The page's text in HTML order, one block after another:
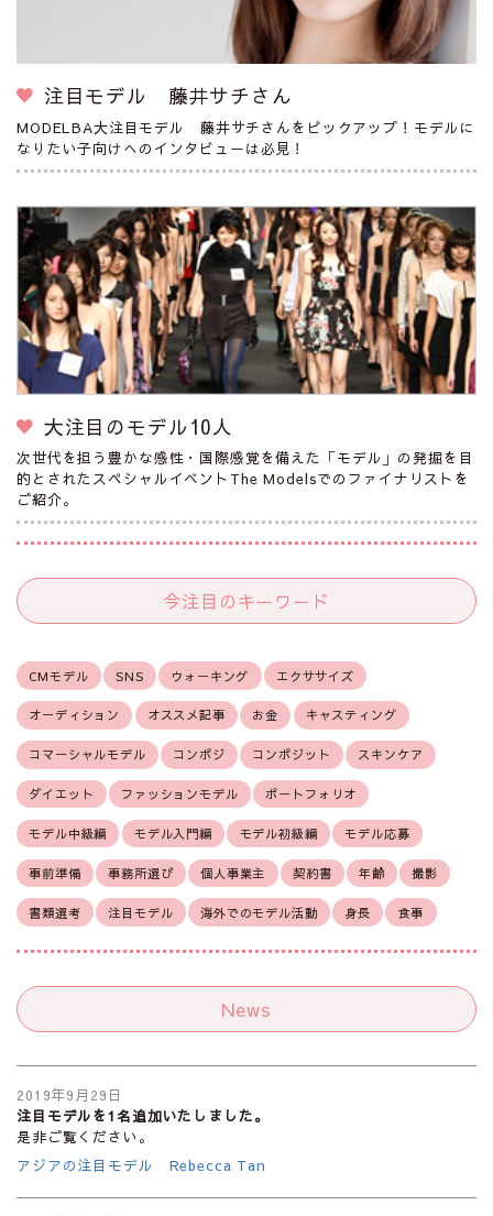
注目モデル 藤井サチさん
MODELBA大注目モデル 藤井サチさんをピックアップ！モデルに
なりたい子向けへのインタビューは必見！
大注目のモデル10人
次世代を担う豊かな感性・国際感覚を備えた「モデル」の発掘を目
的とされたスペシャルイベントThe Modelsでのファイナリストを
ご紹介。
今注目のキーワード
CMモデル SNS ウォーキング エクササイズ
オーディション オススメ記事 お金 キャスティング
コマーシャルモデル コンポジ コンポジット スキンケア
ダイエット ファッションモデル ポートフォリオ
モデル中級編 モデル入門編 モデル初級編 モデル応募
事前準備 事務所選び 個人事業主 契約書 年齢 撮影
書類選考 注目モデル 海外でのモデル活動 身長 食事
News
2019年9月29日
注目モデルを1名追加いたしました。
是非ご覧ください。
アジアの注目モデル Rebecca Tan